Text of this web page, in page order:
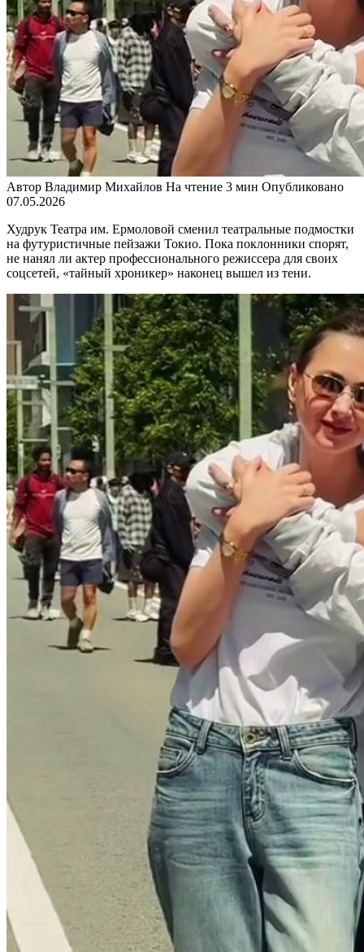
Автор Владимир Михайлов На чтение 3 мин Опубликовано
07.05.2026
Худрук Театра им. Ермоловой сменил театральные подмостки
на футуристичные пейзажи Токио. Пока поклонники спорят,
не нанял ли актер профессионального режиссера для своих
соцсетей, «тайный хроникер» наконец вышел из тени.